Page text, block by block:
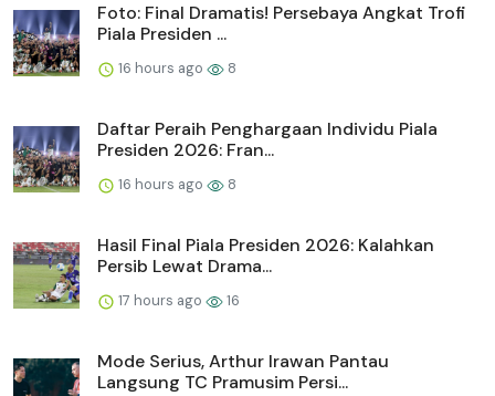
Foto: Final Dramatis! Persebaya Angkat Trofi
Piala Presiden ...
16 hours ago 8
Daftar Peraih Penghargaan Individu Piala
Presiden 2026: Fran...
16 hours ago 8
Hasil Final Piala Presiden 2026: Kalahkan
Persib Lewat Drama...
17 hours ago 16
Mode Serius, Arthur Irawan Pantau
Langsung TC Pramusim Persi...